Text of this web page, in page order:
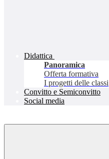
Didattica
Panoramica
Offerta formativa
I progetti delle classi
Convitto e Semiconvitto
Social media